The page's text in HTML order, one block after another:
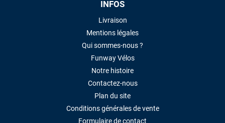
INFOS
Livraison
Mentions légales
Qui sommes-nous ?
Funway Vélos
Notre histoire
Contactez-nous
Plan du site
Conditions générales de vente
Formulaire de contact